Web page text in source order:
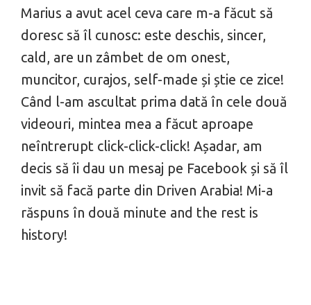
Marius a avut acel ceva care m-a făcut să
doresc să îl cunosc: este deschis, sincer,
cald, are un zâmbet de om onest,
muncitor, curajos, self-made și știe ce zice!
Când l-am ascultat prima dată în cele două
videouri, mintea mea a făcut aproape
neîntrerupt click-click-click! Așadar, am
decis să îi dau un mesaj pe Facebook și să îl
invit să facă parte din Driven Arabia! Mi-a
răspuns în două minute and the rest is
history!